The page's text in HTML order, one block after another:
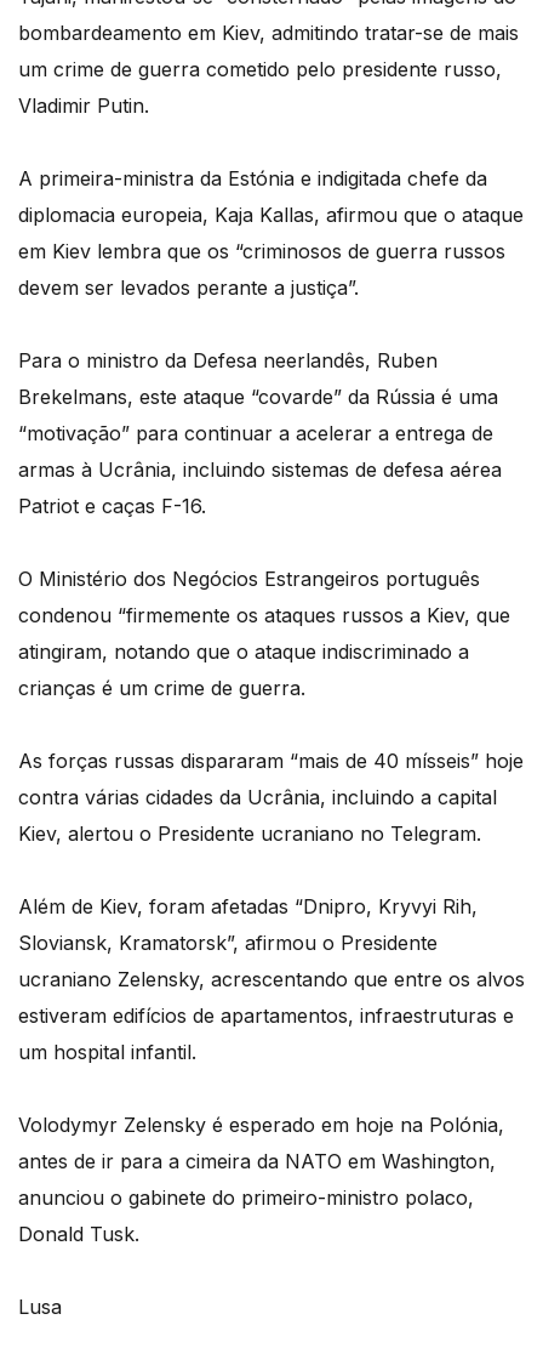
bombardeamento em Kiev, admitindo tratar-se de mais
um crime de guerra cometido pelo presidente russo,
Vladimir Putin.
A primeira-ministra da Estónia e indigitada chefe da
diplomacia europeia, Kaja Kallas, afirmou que o ataque
em Kiev lembra que os “criminosos de guerra russos
devem ser levados perante a justiça”.
Para o ministro da Defesa neerlandês, Ruben
Brekelmans, este ataque “covarde” da Rússia é uma
“motivação” para continuar a acelerar a entrega de
armas à Ucrânia, incluindo sistemas de defesa aérea
Patriot e caças F-16.
O Ministério dos Negócios Estrangeiros português
condenou “firmemente os ataques russos a Kiev, que
atingiram, notando que o ataque indiscriminado a
crianças é um crime de guerra.
As forças russas dispararam “mais de 40 mísseis” hoje
contra várias cidades da Ucrânia, incluindo a capital
Kiev, alertou o Presidente ucraniano no Telegram.
Além de Kiev, foram afetadas “Dnipro, Kryvyi Rih,
Sloviansk, Kramatorsk”, afirmou o Presidente
ucraniano Zelensky, acrescentando que entre os alvos
estiveram edifícios de apartamentos, infraestruturas e
um hospital infantil.
Volodymyr Zelensky é esperado em hoje na Polónia,
antes de ir para a cimeira da NATO em Washington,
anunciou o gabinete do primeiro-ministro polaco,
Donald Tusk.
Lusa